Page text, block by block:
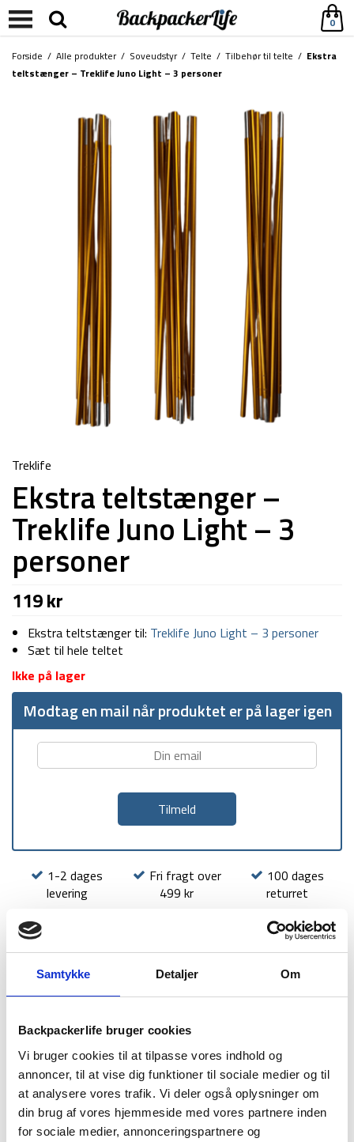
Samtykke Detaljer Om
Backpackerlife bruger cookies
Vi bruger cookies til at tilpasse vores indhold og
annoncer, til at vise dig funktioner til sociale medier og til
at analysere vores trafik. Vi deler også oplysninger om
din brug af vores hjemmeside med vores partnere inden
for sociale medier, annonceringspartnere og
0
Forside / Alle produkter/ Soveudstyr/ Telte / Tilbehør til telte / Ekstra
teltstænger – Treklife Juno Light – 3 personer
Treklife
Ekstra teltstænger –
Treklife Juno Light – 3
personer
119kr
Ekstra teltstænger til: Treklife Juno Light – 3 personer
Sæt til hele teltet
Ikke på lager
Modtag en mail når produktet er på lager igen
1-2 dages
levering
Fri fragt over
499 kr
100 dages
returret
forberedt på alle situationer i naturen. Teltstænger er en af
de vigtigste dele af dit telt, og skulle en stang knække eller
bøje, kan det hurtigt sætte turen på pause. Med et sæt
ekstra teltstænger i rygsækken har du en pålidelig reserve, så
du altid kan reparere dit telt og fortsætte din tur.